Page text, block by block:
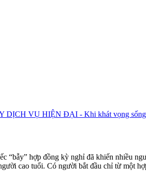
VỤ HIỆN ĐẠI - Khi khát vọng sống
“bẫy” hợp đồng kỳ nghỉ đã khiến nhiều
cao tuổi. Có người bắt đầu chỉ từ một